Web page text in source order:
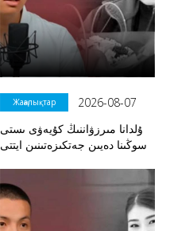
Жаңалықтар
2026-08-07
ۇلدانا مىرزۋاننىڭ كۇيەۋى ىستى
سوڭىنا دەيىن جەتكىزەتىنىن ايتتى